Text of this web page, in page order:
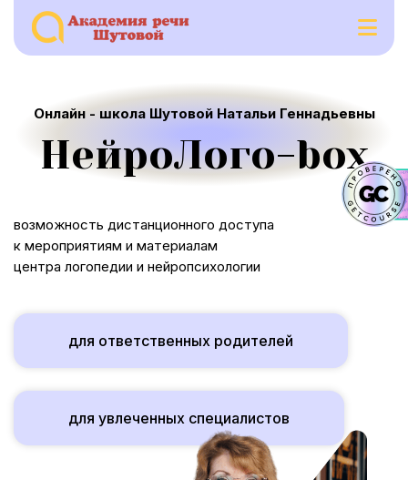
Наша команда
Отзывы
Онлайн - школа Шутовой Натальи Геннадьевны
НейроЛого-box
возможность дистанционного доступа
к мероприятиям и материалам
центра логопедии и нейропсихологии
для ответственных родителей
для увлеченных специалистов